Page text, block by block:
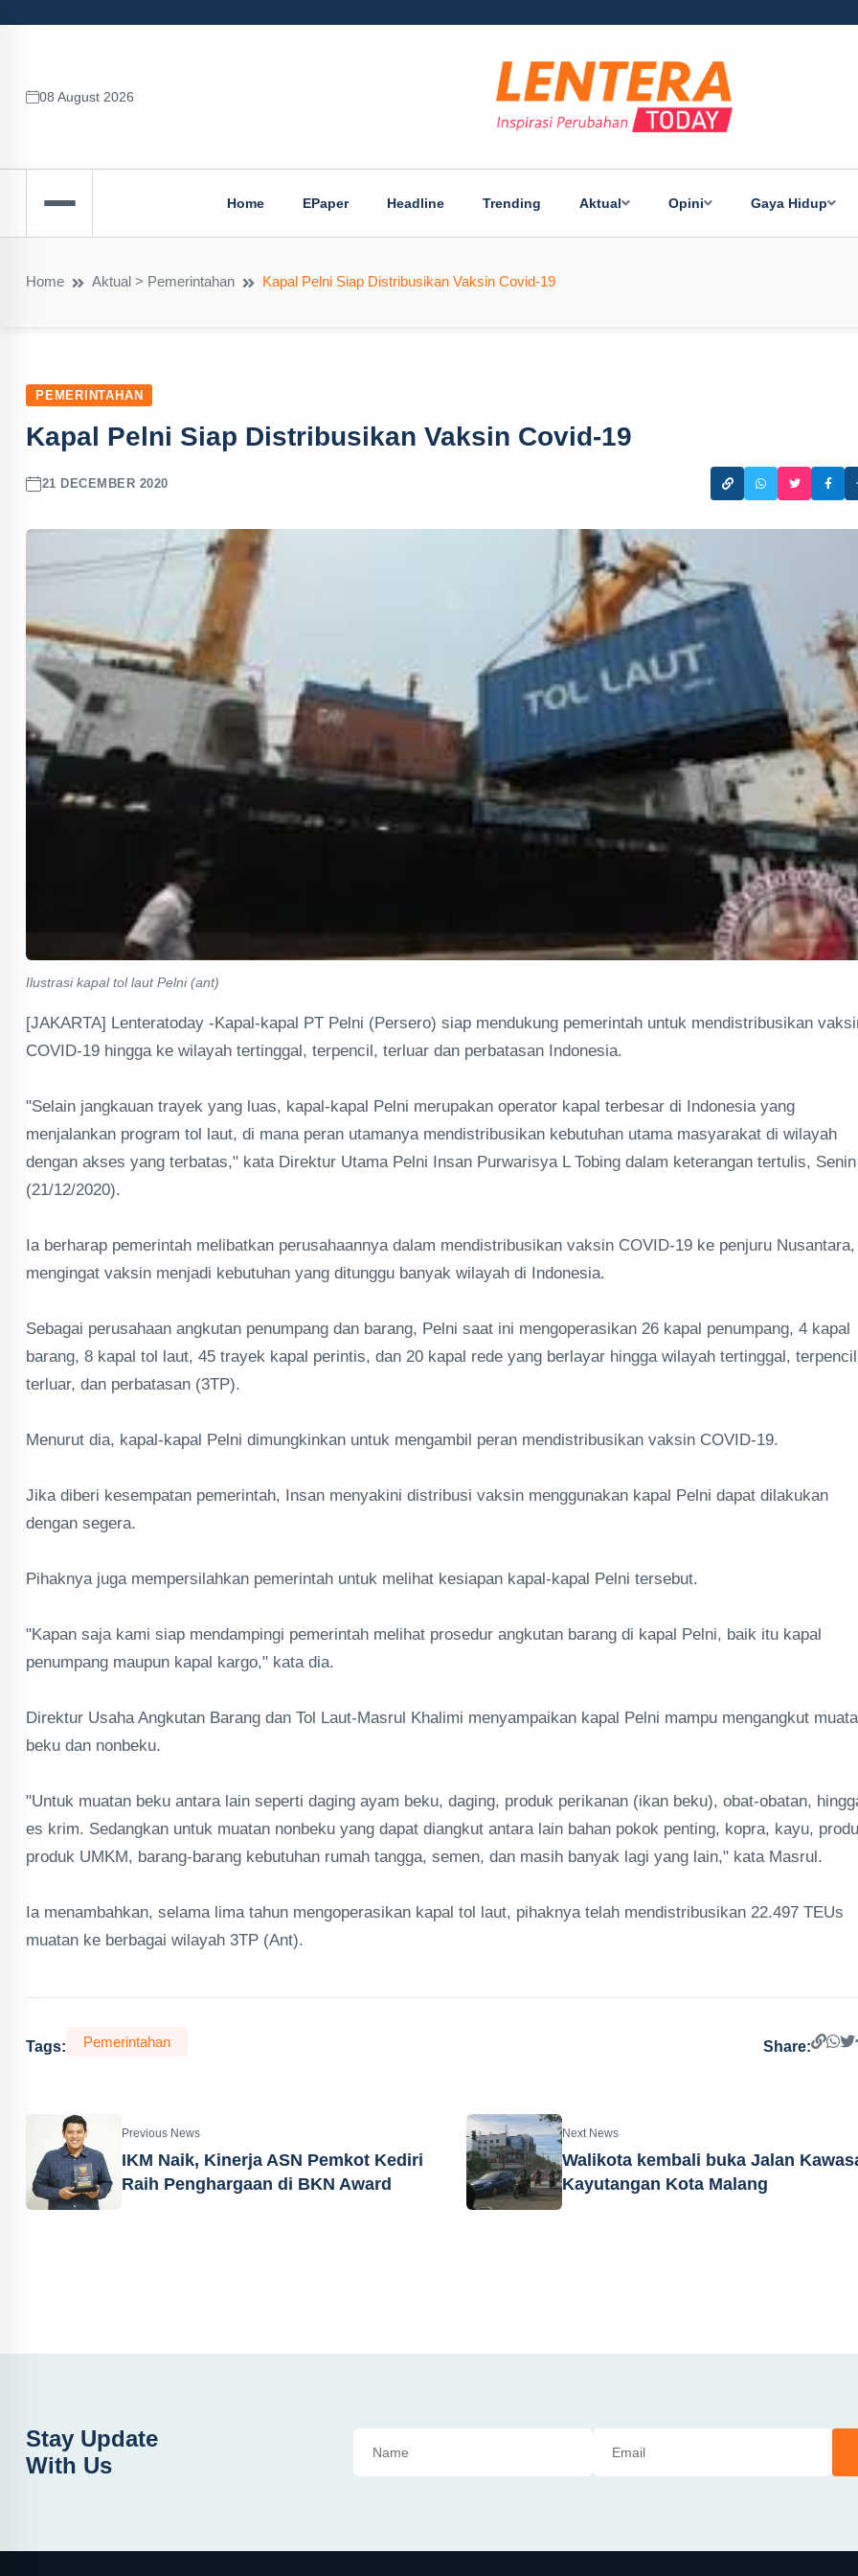
08 August 2026
Home EPaper Headline Trending Aktual Opini Gaya Hidup
Home Aktual > Pemerintahan Kapal Pelni Siap Distribusikan Vaksin Covid-19
PEMERINTAHAN
Kapal Pelni Siap Distribusikan Vaksin Covid-19
21 DECEMBER 2020
Ilustrasi kapal tol laut Pelni (ant)
[JAKARTA] Lenteratoday -Kapal-kapal PT Pelni (Persero) siap mendukung pemerintah untuk mendistribusikan
COVID-19 hingga ke wilayah tertinggal, terpencil, terluar dan perbatasan Indonesia.
"Selain jangkauan trayek yang luas, kapal-kapal Pelni merupakan operator kapal terbesar di Indonesia yang
menjalankan program tol laut, di mana peran utamanya mendistribusikan kebutuhan utama masyarakat di wilayah
dengan akses yang terbatas," kata Direktur Utama Pelni Insan Purwarisya L Tobing dalam keterangan tertulis, Senin
(21/12/2020).
Ia berharap pemerintah melibatkan perusahaannya dalam mendistribusikan vaksin COVID-19 ke penjuru Nusantara,
mengingat vaksin menjadi kebutuhan yang ditunggu banyak wilayah di Indonesia.
Sebagai perusahaan angkutan penumpang dan barang, Pelni saat ini mengoperasikan 26 kapal penumpang, 4 kapal
barang, 8 kapal tol laut, 45 trayek kapal perintis, dan 20 kapal rede yang berlayar hingga wilayah tertinggal,
terluar, dan perbatasan (3TP).
Menurut dia, kapal-kapal Pelni dimungkinkan untuk mengambil peran mendistribusikan vaksin COVID-19.
Jika diberi kesempatan pemerintah, Insan menyakini distribusi vaksin menggunakan kapal Pelni dapat dilakukan
dengan segera.
Pihaknya juga mempersilahkan pemerintah untuk melihat kesiapan kapal-kapal Pelni tersebut.
"Kapan saja kami siap mendampingi pemerintah melihat prosedur angkutan barang di kapal Pelni, baik itu kapal
penumpang maupun kapal kargo," kata dia.
Direktur Usaha Angkutan Barang dan Tol Laut-Masrul Khalimi menyampaikan kapal Pelni mampu mengangkut
beku dan nonbeku.
"Untuk muatan beku antara lain seperti daging ayam beku, daging, produk perikanan (ikan beku), obat-obatan,
es krim. Sedangkan untuk muatan nonbeku yang dapat diangkut antara lain bahan pokok penting, kopra, kayu,
produk UMKM, barang-barang kebutuhan rumah tangga, semen, dan masih banyak lagi yang lain," kata Masrul.
Ia menambahkan, selama lima tahun mengoperasikan kapal tol laut, pihaknya telah mendistribusikan 22.497 TEUs
muatan ke berbagai wilayah 3TP (Ant).
Tags: Pemerintahan Share:
Previous News
IKM Naik, Kinerja ASN Pemkot Kediri
Raih Penghargaan di BKN Award
Next News
Walikota kembali buka Jalan
Kayutangan Kota Malang
Stay Update
With Us